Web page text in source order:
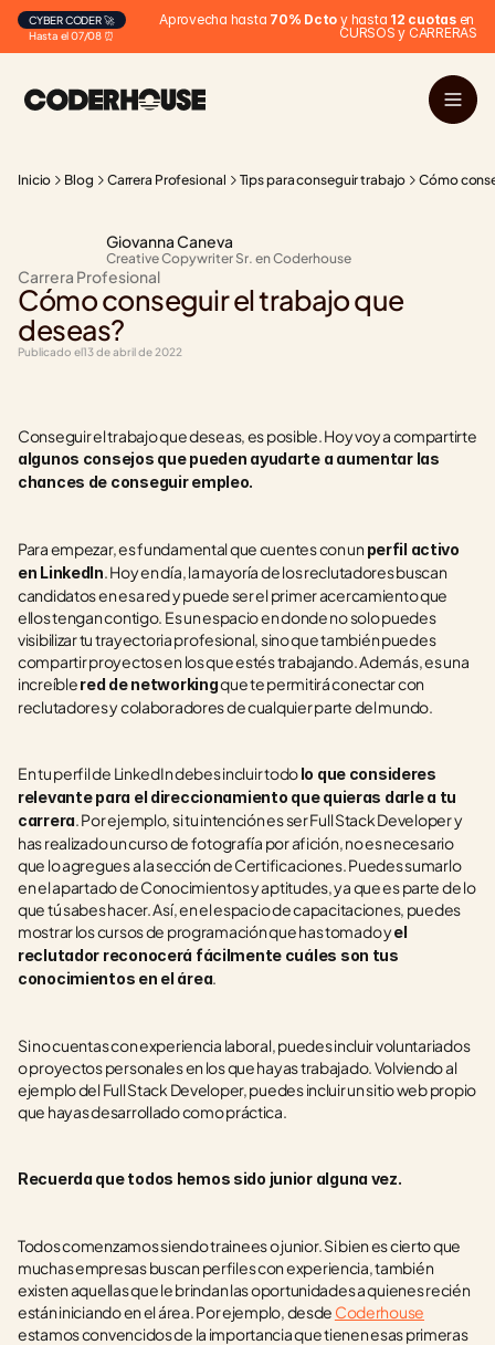
Hasta el 07/08 ⏰
CYBER CODER 🚀 Aprovecha hasta 70% Dcto y hasta 12 cuotas en
CURSOS y CARRERAS
Inicio Blog Carrera Profesional Tips para conseguir trabajo Cómo
Giovanna Caneva
Creative Copywriter Sr. en Coderhouse
Carrera Profesional
Cómo conseguir el trabajo que
deseas?
Publicado el13 de abril de 2022
algunos consejos que pueden ayudarte a aumentar las
chances de conseguir empleo.
Para empezar, es fundamental que cuentes con un perfil activo
en LinkedIn. Hoy en día, la mayoría de los reclutadores buscan
candidatos en esa red y puede ser el primer acercamiento que
ellos tengan contigo. Es un espacio en donde no solo puedes
visibilizar tu trayectoria profesional, sino que también puedes
compartir proyectos en los que estés trabajando. Además, es una
increíble red de networking que te permitirá conectar con
reclutadores y colaboradores de cualquier parte del mundo.
En tu perfil de LinkedIn debes incluir todo lo que consideres
relevante para el direccionamiento que quieras darle a tu
carrera. Por ejemplo, si tu intención es ser Full Stack Developer y
has realizado un curso de fotografía por afición, no es necesario
que lo agregues a la sección de Certificaciones. Puedes sumarlo
en el apartado de Conocimientos y aptitudes, ya que es parte de lo
que tú sabes hacer. Así, en el espacio de capacitaciones, puedes
mostrar los cursos de programación que has tomado y el
reclutador reconocerá fácilmente cuáles son tus
conocimientos en el área.
Si no cuentas con experiencia laboral, puedes incluir voluntariados
o proyectos personales en los que hayas trabajado. Volviendo al
ejemplo del Full Stack Developer, puedes incluir un sitio web propio
que hayas desarrollado como práctica.
Recuerda que todos hemos sido junior alguna vez.
Todos comenzamos siendo trainees o junior. Si bien es cierto que
muchas empresas buscan perfiles con experiencia, también
existen aquellas que le brindan las oportunidades a quienes recién
están iniciando en el área. Por ejemplo, desde Coderhouse
estamos convencidos de la importancia que tienen esas primeras